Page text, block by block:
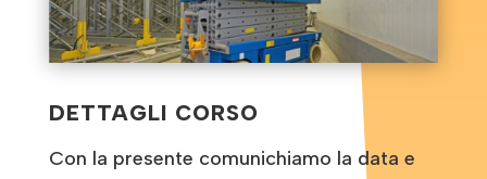
DETTAGLI CORSO
Con la presente comunichiamo la data e